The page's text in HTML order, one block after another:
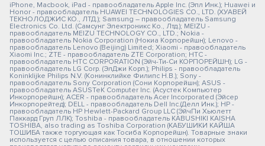
iPhone, Macbook, iPad - правообладатель Apple Inc. (Эпл Инк.); Huawei и
Honor - правообладатель HUAWEI TECHNOLOGIES CO., LTD. (ХУАВЕЙ
ТЕКНОЛОДЖИС КО., ЛТД.); Samsung – правообладатель Samsung
Electronics Co. Ltd. (Самсунг Электроникс Ко., Лтд.); MEIZU -
правообладатель MEIZU TECHNOLOGY CO., LTD.; Nokia -
правообладатель Nokia Corporation (Нокиа Корпорейшн); Lenovo -
правообладатель Lenovo (Beijing) Limited; Xiaomi - правообладатель
Xiaomi Inc.; ZTE - правообладатель ZTE Corporation; HTC -
правообладатель HTC CORPORATION (Эйч-Ти-Си КОРПОРЕЙШН); LG -
правообладатель LG Corp. (ЭлДжи Корп.); Philips - правообладатель
Koninklijke Philips N.V. (Конинклийке Филипс Н.В.); Sony -
правообладатель Sony Corporation (Сони Корпорейшн); ASUS -
правообладатель ASUSTeK Computer Inc. (Асустек Компьютер
Инкорпорейшн); ACER - правообладатель Acer Incorporated (Эйсер
Инкорпорейтед); DELL - правообладатель Dell Inc.(Делл Инк.); HP -
правообладатель HP Hewlett-Packard Group LLC (ЭйчПи Хьюлетт
Паккард Груп ЛЛК); Toshiba - правообладатель KABUSHIKI KAISHA
TOSHIBA, also trading as Toshiba Corporation (КАБУШИКИ КАЙША
ТОШИБА также торгующая как Тосиба Корпорейшн). Товарные знаки
используется с целью описания товара, в отношении которых